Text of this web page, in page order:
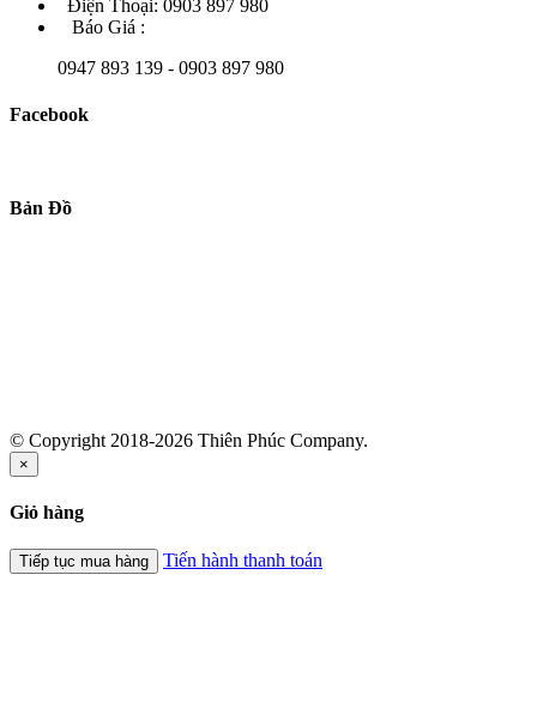
Điện Thoại: 0903 897 980
Báo Giá :
0947 893 139 - 0903 897 980
Facebook
Bản Đồ
© Copyright 2018-2026 Thiên Phúc Company.
×
Giỏ hàng
Tiếp tục mua hàng Tiến hành thanh toán